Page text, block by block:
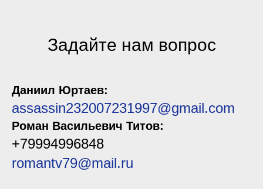
Задайте нам вопрос
Даниил Юртаев:
assassin232007231997@gmail.com
Роман Васильевич Титов:
+79994996848
romantv79@mail.ru